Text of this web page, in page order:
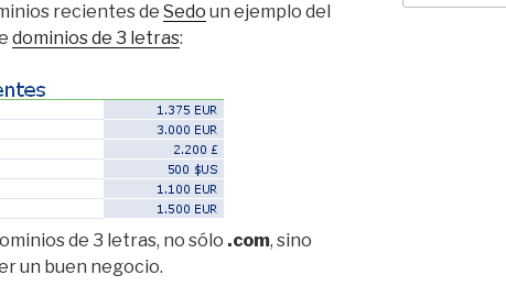
recientes de Sedo un ejemplo del
dominios de 3 letras:
de 3 letras, no sólo .com, sino
un buen negocio.